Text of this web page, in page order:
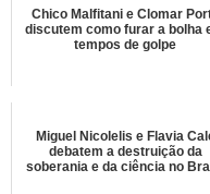
Chico Malfitani e Clomar
discutem como furar a bolha
tempos de golpe
Miguel Nicolelis e Flavia
debatem a destruição da
soberania e da ciência no